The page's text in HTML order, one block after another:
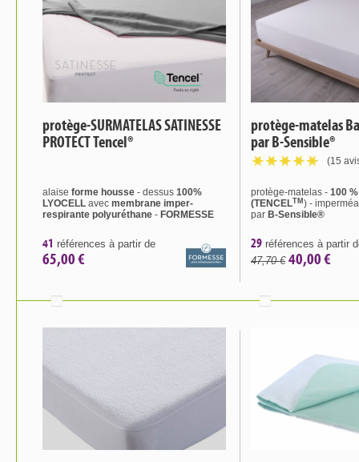
protège-SURMATELAS SATINESSE
PROTECT Tencel®
alaise forme housse - dessus 100%
LYOCELL avec membrane imper-
respirante polyuréthane - FORMESSE
41 références à partir de
65,00 €
protège-matelas
par B-Sensible®
(15
protège-matelas - 100
(TENCELTM ) -
par B-Sensible®
29 références à partir
47,70 € 40,00 €